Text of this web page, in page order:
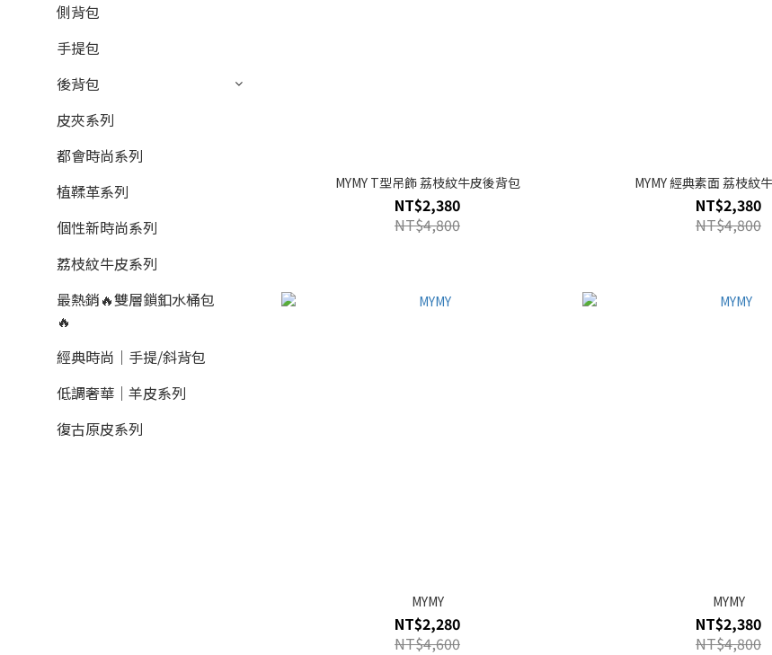
側背包
手提包
後背包
皮夾系列
都會時尚系列
植鞣革系列
個性新時尚系列
荔枝紋牛皮系列
最熱銷🔥雙層鎖釦水桶包
🔥
經典時尚｜手提/斜背包
低調奢華｜羊皮系列
復古原皮系列
MYMY T型吊飾 荔枝紋牛皮後背包
NT$2,380
NT$4,800
MYMY 經典素面 荔枝紋
NT$2,380
NT$4,800
MYMY
NT$2,280
NT$4,600
MYMY
NT$2,380
NT$4,800